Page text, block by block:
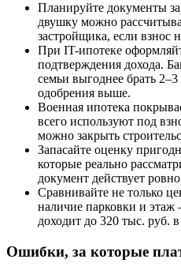
Планируйте документы
двушку можно
застройщика, если взнос
При IT-ипотеке
подтверждения дохода.
семьи выгоднее брать
одобрения выше.
Военная ипотека
всего используют под
можно закрыть
Запасайте оценку
которые реально
документ действует
Сравнивайте не только
наличие парковки и
доходит до 320 тыс. руб.
Ошибки, за которые